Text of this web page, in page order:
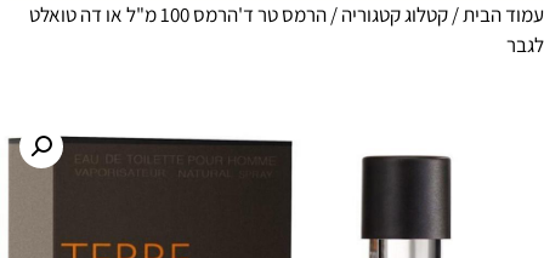
עמוד הבית/קטלוג קטגוריה
/ הרמס טר ד'הרמס 100 מ"ל או דה טואלט
לגבר